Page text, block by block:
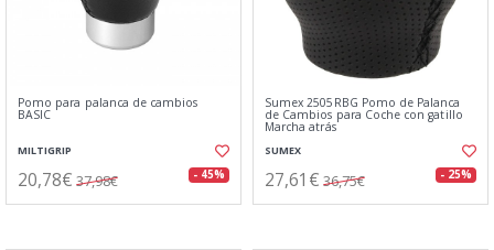
Pomo para palanca de cambios
BASIC
MILTIGRIP
20,78€ 37,98€ - 45%
Sumex 2505RBG Pomo de Palanca
de Cambios para Coche con gatillo
Marcha atrás
SUMEX
27,61€ 36,75€ - 25%